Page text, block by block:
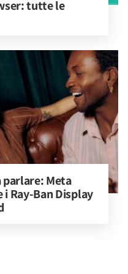
tutte le
parlare: Meta
Ray-Ban Display